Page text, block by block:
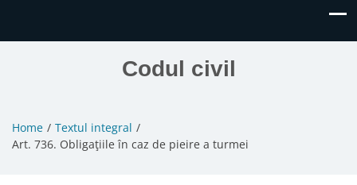
Codul civil
Home
Textul integral
Art. 736. Obligaţiile în caz de pieire a turmei